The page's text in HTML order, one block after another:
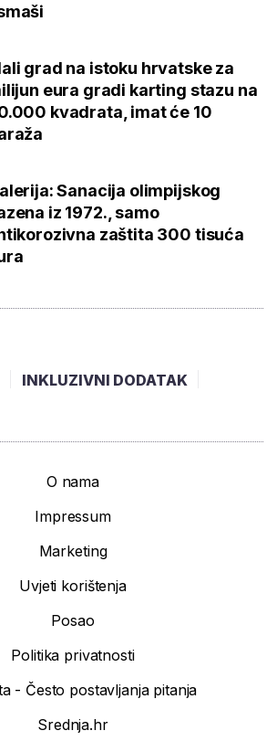
grad na istoku hrvatske za
eura gradi karting stazu na
kvadrata, imat će 10
Sanacija olimpijskog
iz 1972., samo
zaštita 300 tisuća
INKLUZIVNI DODATAK
O nama
Impressum
Marketing
Uvjeti korištenja
Posao
Politika privatnosti
- Često postavljanja pitanja
Srednja.hr